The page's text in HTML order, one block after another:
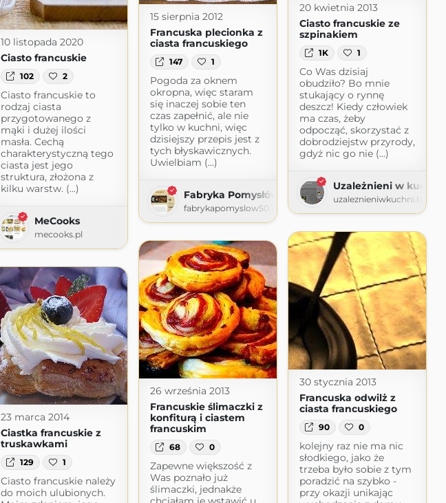
20 kwietnia 2013
Ciasto francuskie ze
szpinakiem
1K 1
Co Was dzisiaj
obudziło? Bo mnie
stukający o rynnę
deszcz! Kiedy człowiek
ma czas, żeby
odpocząć, skorzystać z
dobrodziejstw przyrody,
gdyż nic go nie (...)
Uzależnieni w kuchni
15 sierpnia 2012
Francuska plecionka z
ciasta francuskiego
147 1
Pogoda za oknem
okropna, więc staram
się inaczej sobie ten
czas zapełnić, ale nie
tylko w kuchni, więc
dzisiejszy przepis jest z
tych błyskawicznych.
Uwielbiam (...)
Fabryka Pomysłów
fabrykapomyslow50.blogspot.com
10 listopada 2020
Ciasto francuskie
102 2
Ciasto francuskie to
rodzaj ciasta
przygotowanego z
mąki i dużej ilości
masła. Cechą
charakterystyczną tego
ciasta jest jego
struktura, złożona z
kilku warstw. (...)
MeCooks
mecooks.pl
30 stycznia 2013
Francuska odwilż z
ciasta francuskiego
90 0
kolejny raz nie ma nic
słodkiego, jako że
trzeba było sobie z tym
poradzić na szybko -
przy okazji unikając
26 września 2013
Francuskie ślimaczki z
konfiturą i ciastem
francuskim
68 0
Zapewne większość z
Was poznało już
ślimaczki, jednakże
23 marca 2014
Ciastka francuskie z
truskawkami
129 1
Ciasto francuskie należy
do moich ulubionych.